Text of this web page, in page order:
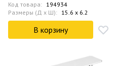
Код товара: 194934
Размеры (Д x Ш): 15.6 x 6.2
В корзину